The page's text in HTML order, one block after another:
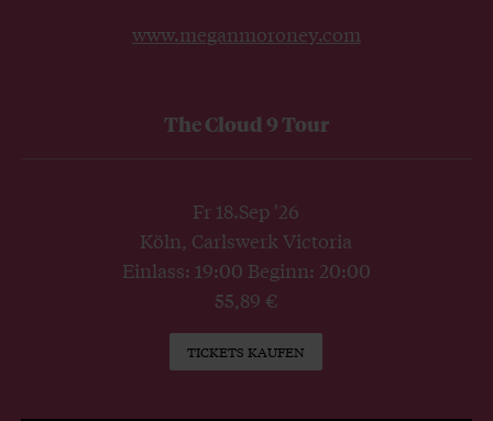
www.meganmoroney.com
The Cloud 9 Tour
Fr 18.Sep '26
Köln, Carlswerk Victoria
Einlass: 19:00 Beginn: 20:00
55,89 €
TICKETS KAUFEN